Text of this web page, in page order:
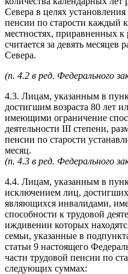
Севера в целях
пенсии по старости каждый
местностях, приравненных
считается за девять
Севера.
(п. 4.2 в ред. Федерального
4.3. Лицам, указанным в
достигшим возраста 80 лет
имеющими ограничение
деятельности III степени,
пенсии по старости
месяц.
(п. 4.3 в ред. Федерального
4.4. Лицам, указанным в
исключением лиц, достигших
являющихся инвалидами,
способности к трудовой
иждивении которых
семьи, указанные в
статьи 9 настоящего
части трудовой пенсии по
следующих суммах: